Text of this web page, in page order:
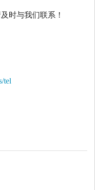
时与我们联系！
tel